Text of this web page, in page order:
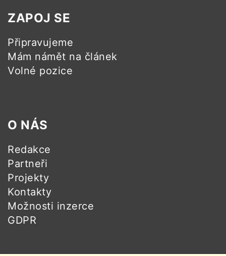
ZAPOJ SE
Připravujeme
Mám námět na článek
Volné pozice
O NÁS
Redakce
Partneři
Projekty
Kontakty
Možnosti inzerce
GDPR